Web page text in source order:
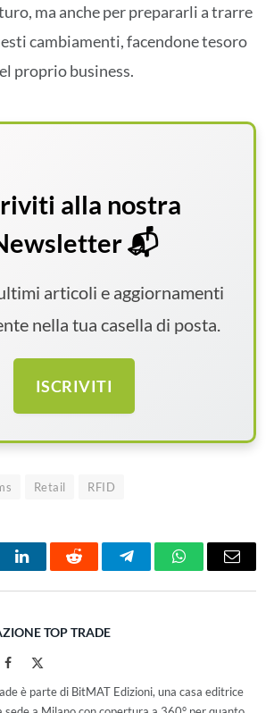
ma anche per prepararli a trarre
cambiamenti, facendone tesoro
proprio business.
alla nostra
📬
articoli e aggiornamenti
nella tua casella di posta.
ISCRIVITI
Retail RFID
LinkedInReddit TelegramWhatsAppEmail
TOP TRADE
Facebook
è parte di BitMAT Edizioni, una casa editrice